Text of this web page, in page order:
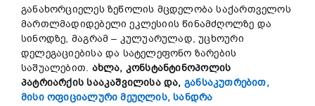
განახორციელეს ზეწოლის მცდელობა საქართველოს
მართლმადიდებელი ეკლესიის წინამძღოლზე და
სინოდზე, მაგრამ – კულუარულად, უცხოური
დელეგაციებისა და სატელეფონო ზარების
საშუალებით. ახლა, კონსტანტინოპოლის
პატრიარქის სააკაშვილისა და, განსაკუთრებით,
მისი ოფიციალური მეუღლის, სანდრა